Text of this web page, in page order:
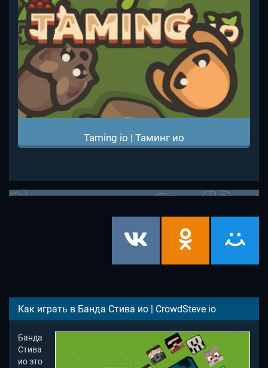
Taming io | Таминг ио
Как играть в Банда Стива ио | CrowdSteve io
Банда
Стива
ио это